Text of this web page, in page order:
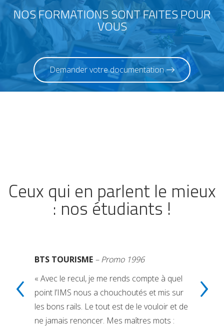
NOS FORMATIONS SONT FAITES POUR
VOUS
Demander votre documentation
Ceux qui en parlent le mieux
: nos étudiants !
BTS TOURISME– Promo 1996
« Avec le recul, je me rends compte à quel
point l’IMS nous a chouchoutés et mis sur
les bons rails. Le tout est de le vouloir et de
ne jamais renoncer. Mes maîtres mots :
‹ ›